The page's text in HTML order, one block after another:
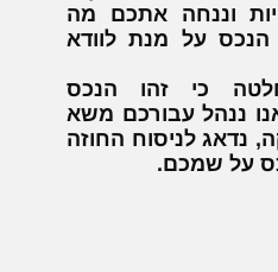
וננחה אתכם מה
הנכס על מנת לוודא
כי זהו הנכס
ננהל עבורכם משא
נדאג לניסוח החוזה
על שמכם.